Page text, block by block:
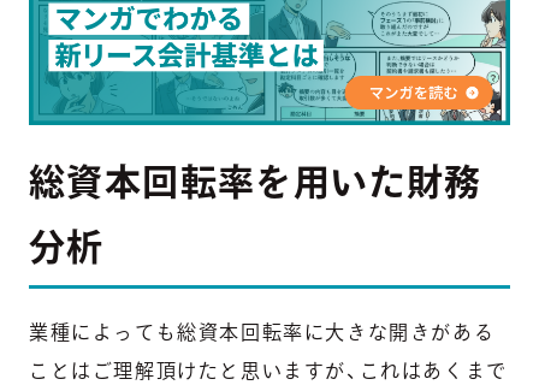
総資本回転率を用いた財務
分析
業種によっても総資本回転率に大きな開きがある
ことはご理解頂けたと思いますが、これはあくまで